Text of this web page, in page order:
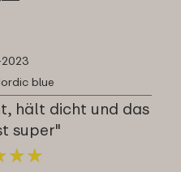
2023
blue
hält dicht und das
super"
★★
★★